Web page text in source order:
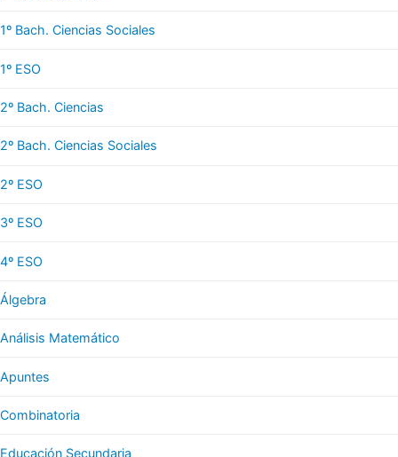
1º Bach. Ciencias Sociales
1º ESO
2º Bach. Ciencias
2º Bach. Ciencias Sociales
2º ESO
3º ESO
4º ESO
Álgebra
Análisis Matemático
Apuntes
Combinatoria
Educación Secundaria